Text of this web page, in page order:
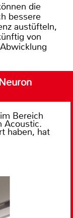
die
bessere
austüfteln,
von
Bereich
Acoustic.
haben, hat